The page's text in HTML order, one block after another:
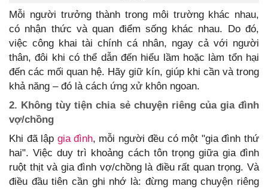
Mỗi người trưởng thành trong môi trường khác nhau,
có nhận thức và quan điểm sống khác nhau. Do đó,
việc công khai tài chính cá nhân, ngay cả với người
thân, đôi khi có thể dẫn đến hiểu lầm hoặc làm tổn hại
đến các mối quan hệ. Hãy giữ kín, giúp khi cần và trong
khả năng – đó là cách ứng xử khôn ngoan.
2. Không tùy tiện chia sẻ chuyện riêng của gia đình
vợ/chồng
Khi đã lập gia đình, mỗi người đều có một "gia đình thứ
hai". Việc duy trì khoảng cách tôn trọng giữa gia đình
ruột thịt và gia đình vợ/chồng là điều rất quan trọng. Và
điều đầu tiên cần ghi nhớ là: đừng mang chuyện riêng